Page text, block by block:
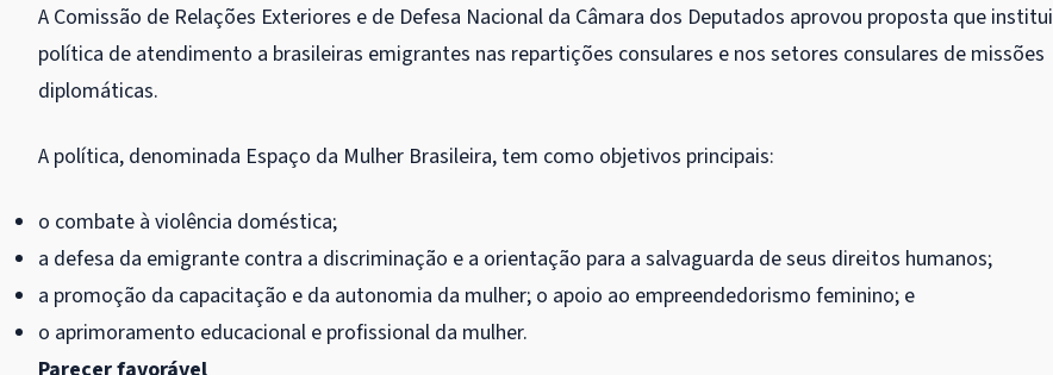
A Comissão de Relações Exteriores e de Defesa Nacional da Câmara dos Deputados aprovou proposta que institui
política de atendimento a brasileiras emigrantes nas repartições consulares e nos setores consulares de missões
diplomáticas.
A política, denominada Espaço da Mulher Brasileira, tem como objetivos principais:
o combate à violência doméstica;
a defesa da emigrante contra a discriminação e a orientação para a salvaguarda de seus direitos humanos;
a promoção da capacitação e da autonomia da mulher; o apoio ao empreendedorismo feminino; e
o aprimoramento educacional e profissional da mulher.